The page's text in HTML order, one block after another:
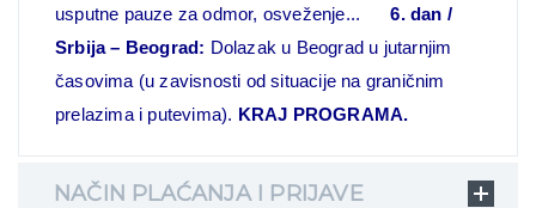
usputne pauze za odmor, osveženje...
6. dan /
Srbija – Beograd: Dolazak u Beograd u jutarnjim
časovima (u zavisnosti od situacije na graničnim
prelazima i putevima). KRAJ PROGRAMA.
NAČIN PLAĆANJA I PRIJAVE